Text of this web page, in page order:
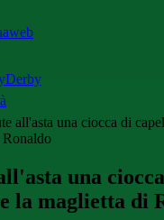
all'asta una ciocca di
una
la maglietta di